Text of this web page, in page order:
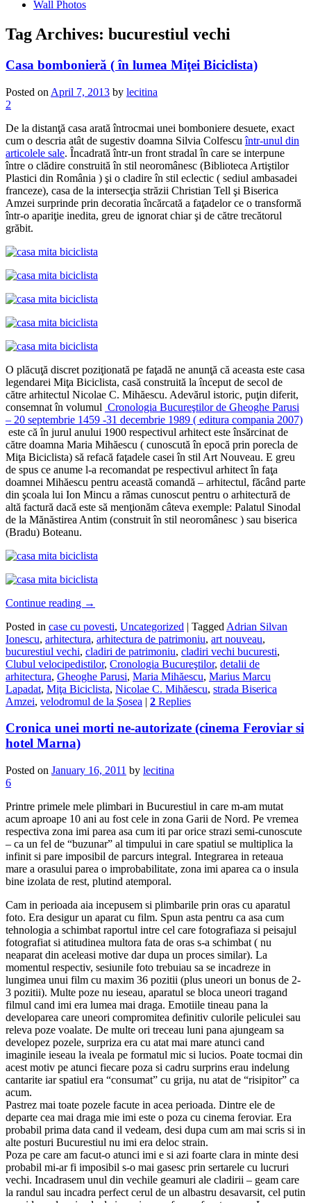
Wall Photos
Tag Archives: bucurestiul vechi
Casa bombonieră ( în lumea Miţei Biciclista)
Posted on April 7, 2013 by lecitina
2
De la distanţă casa arată întrocmai unei bomboniere desuete, exact
cum o descria atât de sugestiv doamna Silvia Colfescuîntr-unul din
articolele sale. Încadrată într-un front stradal în care se interpune
între o clădire construită în stil neoromânesc (Biblioteca Artiştilor
Plastici din România ) şi o cladire în stil eclectic ( sediul ambasadei
franceze), casa de la intersecţia străzii Christian Tell şi Biserica
Amzei surprinde prin decoratia încărcată a faţadelor ce o transformă
într-o apariţie inedita, greu de ignorat chiar şi de către trecătorul
grăbit.
O plăcuţă discret poziţionată pe faţadă ne anunţă că aceasta este casa
legendarei Miţa Biciclista, casă construită la început de secol de
către arhitectul Nicolae C. Mihăescu. Adevărul istoric, puţin diferit,
consemnat în volumul Cronologia Bucureştilor de Gheoghe Parusi
– 20 septembrie 1459 -31 decembrie 1989 ( editura compania 2007)
este că în jurul anului 1900 respectivul arhitect este însărcinat de
către doamna Maria Mihăescu ( cunoscută în epocă prin porecla de
Miţa Biciclista) să refacă faţadele casei în stil Art Nouveau. E greu
de spus ce anume l-a recomandat pe respectivul arhitect în faţa
doamnei Mihăescu pentru această comandă – arhitectul, făcând parte
din şcoala lui Ion Mincu a rămas cunoscut pentru o arhitectură de
altă factură dacă este să menţionăm câteva exemple: Palatul Sinodal
de la Mănăstirea Antim (construit în stil neoromânesc ) sau biserica
(Bradu) Boteanu.
Continue reading →
Posted in case cu povesti, Uncategorized | Tagged Adrian Silvan
Ionescu, arhitectura, arhitectura de patrimoniu, art nouveau,
bucurestiul vechi, cladiri de patrimoniu, cladiri vechi bucuresti,
Clubul velocipedistilor, Cronologia Bucureştilor, detalii de
arhitectura, Gheoghe Parusi, Maria Mihăescu, Marius Marcu
Lapadat, Miţa Biciclista, Nicolae C. Mihăescu, strada Biserica
Amzei, velodromul de la Şosea | 2 Replies
Cronica unei morti ne-autorizate (cinema Feroviar si
hotel Marna)
Posted on January 16, 2011 by lecitina
6
Printre primele mele plimbari in Bucurestiul in care m-am mutat
acum aproape 10 ani au fost cele in zona Garii de Nord. Pe vremea
respectiva zona imi parea asa cum iti par orice strazi semi-cunoscute
– ca un fel de “buzunar” al timpului in care spatiul se multiplica la
infinit si pare imposibil de parcurs integral. Integrarea in reteaua
mare a orasului parea o improbabilitate, zona imi aparea ca o insula
bine izolata de rest, plutind atemporal.
Cam in perioada aia incepusem si plimbarile prin oras cu aparatul
foto. Era desigur un aparat cu film. Spun asta pentru ca asa cum
tehnologia a schimbat raportul intre cel care fotografiaza si peisajul
fotografiat si atitudinea multora fata de oras s-a schimbat ( nu
neaparat din aceleasi motive dar dupa un proces similar). La
momentul respectiv, sesiunile foto trebuiau sa se incadreze in
lungimea unui film cu maxim 36 pozitii (plus uneori un bonus de 2-
3 pozitii). Multe poze nu ieseau, aparatul se bloca uneori tragand
filmul cand imi era lumea mai draga. Emotiile tineau pana la
developarea care uneori compromitea definitiv culorile peliculei sau
releva poze voalate. De multe ori treceau luni pana ajungeam sa
developez pozele, surpriza era cu atat mai mare atunci cand
imaginile ieseau la iveala pe formatul mic si lucios. Poate tocmai din
acest motiv pe atunci fiecare poza si cadru surprins erau indelung
cantarite iar spatiul era “consumat” cu grija, nu atat de “risipitor” ca
acum.
Pastrez mai toate pozele facute in acea perioada. Dintre ele de
departe cea mai draga mie imi este o poza cu cinema feroviar. Era
probabil prima data cand il vedeam, desi dupa cum am mai scris si in
alte posturi Bucurestiul nu imi era deloc strain.
Poza pe care am facut-o atunci imi e si azi foarte clara in minte desi
probabil mi-ar fi imposibil s-o mai gasesc prin sertarele cu lucruri
vechi. Incadrasem unul din vechile geamuri ale cladirii – geam care
la randul sau incadra perfect cerul de un albastru desavarsit, cel putin